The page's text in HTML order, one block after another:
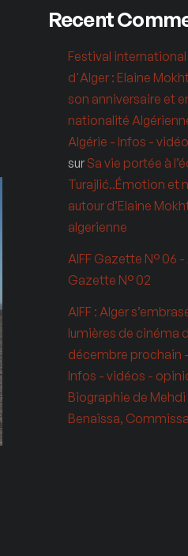
Recent
Festival
d'Alger : Elaine
son anniversaire et
nationalité
Algérie - Infos -
sur Sa vie portée à
Turajlić..Émotion et
autour d’Elaine
algerienne
AIFF Gazette N° 06 -
Gazette N° 02
AIFF : Alger
lumières de cinéma
décembre prochain
Infos - vidéos -
Biographie de
Benaïssa,